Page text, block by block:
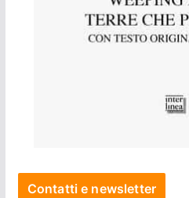
Contatti e newsletter